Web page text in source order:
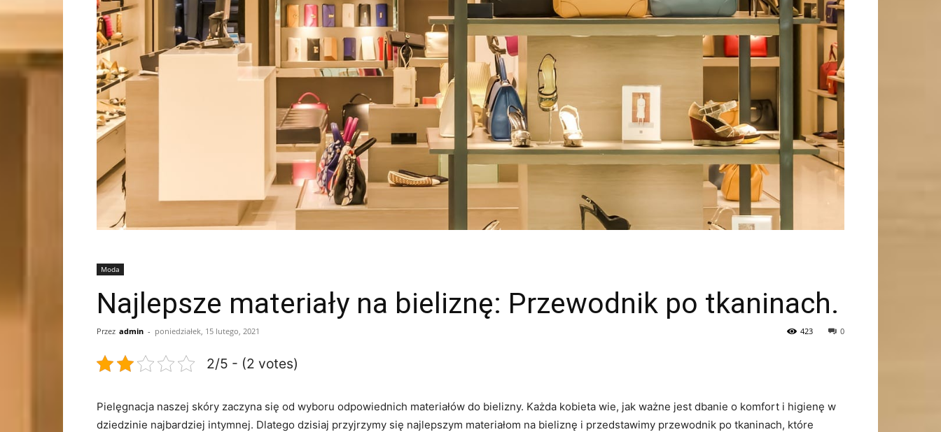
Moda
Najlepsze materiały na bieliznę: Przewodnik po tkaninach.
Przez admin - poniedziałek, 15 lutego, 2021 0
423
2/5 - (2 votes)
Pielęgnacja naszej skóry zaczyna się od wyboru odpowiednich materiałów​ do bielizny. Każda kobieta wie, jak ważne jest dbanie o‌ komfort i higienę w
dziedzinie najbardziej intymnej. Dlatego⁤ dzisiaj przyjrzymy się​ najlepszym materiałom na bieliznę‍ i przedstawimy przewodnik po tkaninach, które